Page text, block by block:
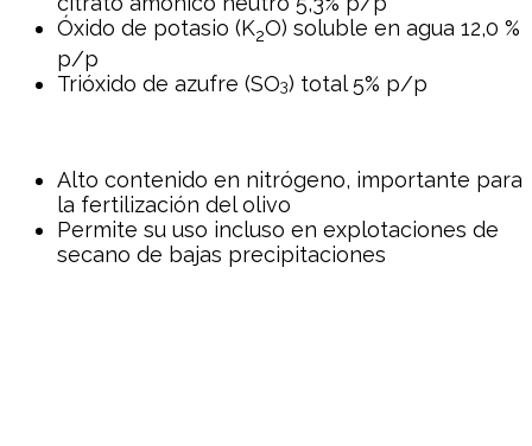
Óxido de potasio (K2O) soluble en agua 12,0 %
p/p
Trióxido de azufre (SO3) total 5% p/p
Alto contenido en nitrógeno, importante para
la fertilización del olivo
Permite su uso incluso en explotaciones de
secano de bajas precipitaciones